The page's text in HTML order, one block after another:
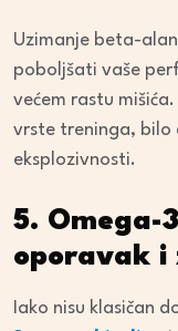
Uzimanje beta-
poboljšati vaše
većem rastu
vrste treninga, bilo
eksplozivnosti.
5. Omega-
oporavak i
Iako nisu klasičan